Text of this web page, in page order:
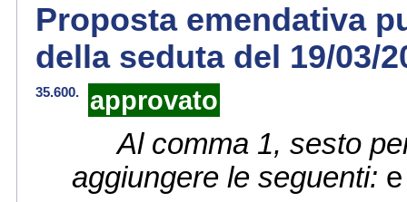
Proposta emendativa
della seduta del 19/03/
35.600. approvato
Al comma 1, sesto
aggiungere le seguenti: